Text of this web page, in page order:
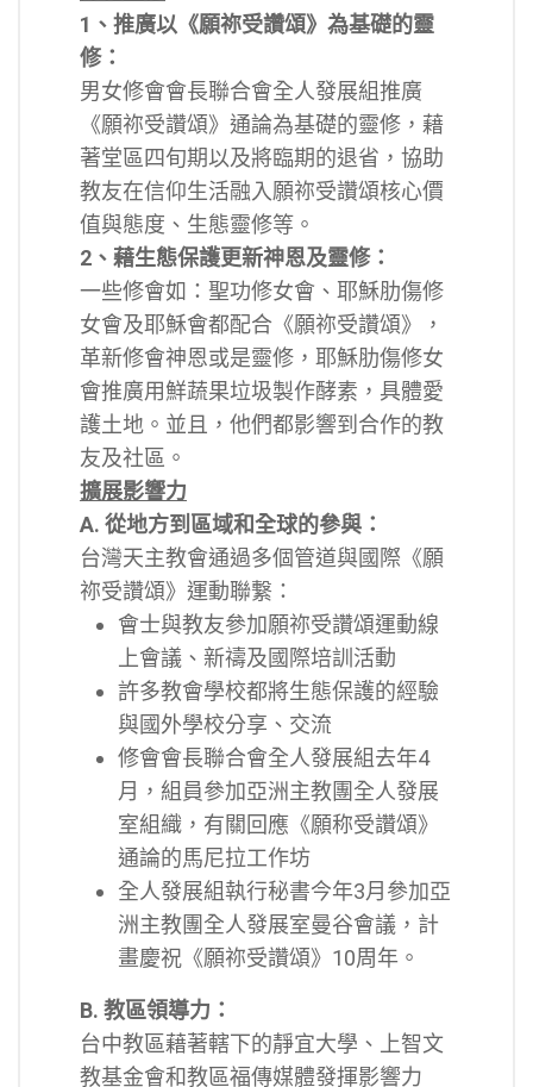
1、推廣以《願祢受讚頌》為基礎的靈
修：
男女修會會長聯合會全人發展組推廣
《願祢受讚頌》通論為基礎的靈修，藉
著堂區四旬期以及將臨期的退省，協助
教友在信仰生活融入願祢受讚頌核心價
值與態度、生態靈修等。
2、藉生態保護更新神恩及靈修：
一些修會如：聖功修女會、耶穌肋傷修
女會及耶穌會都配合《願祢受讚頌》，
革新修會神恩或是靈修，耶穌肋傷修女
會推廣用鮮蔬果垃圾製作酵素，具體愛
護土地。並且，他們都影響到合作的教
友及社區。
擴展影響力
A. 從地方到區域和全球的參與：
台灣天主教會通過多個管道與國際《願
祢受讚頌》運動聯繋：
會士與教友參加願祢受讚頌運動線
上會議、新禱及國際培訓活動
許多教會學校都將生態保護的經驗
與國外學校分享、交流
修會會長聯合會全人發展組去年4
月，組員參加亞洲主教團全人發展
室組織，有關回應《願称受讚頌》
通論的馬尼拉工作坊
全人發展組執行秘書今年3月參加亞
洲主教團全人發展室曼谷會議，計
畫慶祝《願祢受讚頌》10周年。
B. 教區領導力：
台中教區藉著轄下的靜宜大學、上智文
教基金會和教區福傳媒體發揮影響力